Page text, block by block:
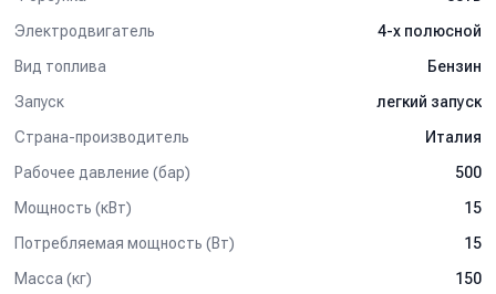
Электродвигатель
4-х полюсной
Вид топлива
Бензин
Запуск
легкий запуск
Страна-производитель
Италия
Рабочее давление (бар)
500
Мощность (кВт)
15
Потребляемая мощность (Вт)
15
Масса (кг)
150